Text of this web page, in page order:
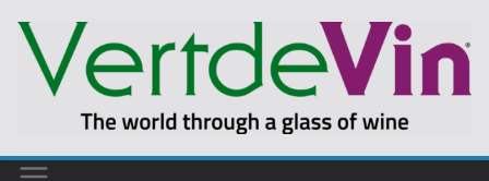
contenu